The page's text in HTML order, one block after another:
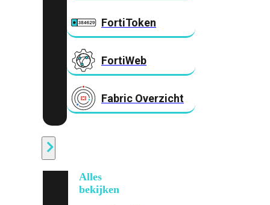
FortiToken
FortiWeb
Fabric Overzicht
Alles
bekijken